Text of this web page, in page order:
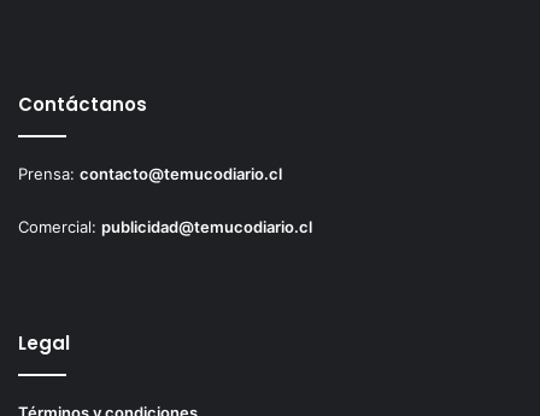
Contáctanos
Prensa: contacto@temucodiario.cl
Comercial: publicidad@temucodiario.cl
Legal